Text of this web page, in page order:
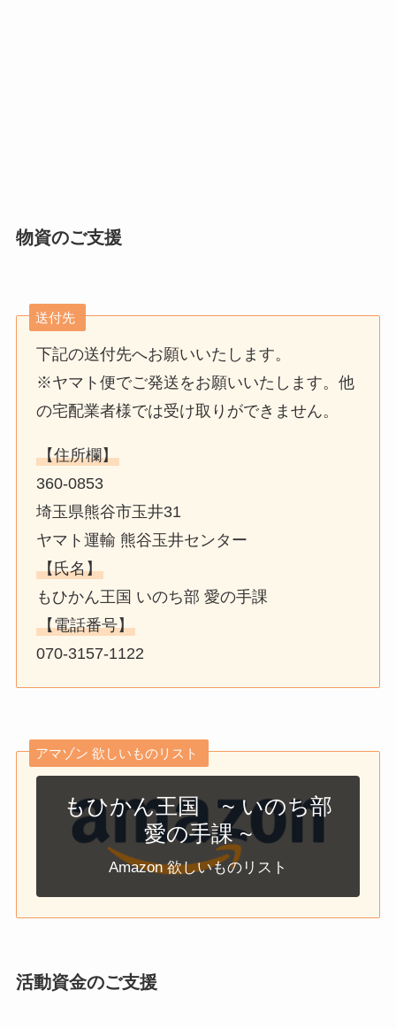
物資のご支援
送付先
下記の送付先へお願いいたします。
※ヤマト便でご発送をお願いいたします。他
の宅配業者様では受け取りができません。
【住所欄】
360-0853
埼玉県熊谷市玉井31
ヤマト運輸 熊谷玉井センター
【氏名】
もひかん王国 いのち部 愛の手課
【電話番号】
070-3157-1122
アマゾン 欲しいものリスト
もひかん王国 ~ いのち部
愛の手課 ~
Amazon 欲しいものリスト
活動資金のご支援